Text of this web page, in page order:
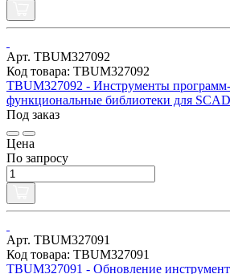
Арт. TBUM327092
Код товара: TBUM327092
TBUM327092 - Инструменты
функциональные библиотеки для
Под заказ
Цена
По запросу
Арт. TBUM327091
Код товара: TBUM327091
TBUM327091 - Обновление